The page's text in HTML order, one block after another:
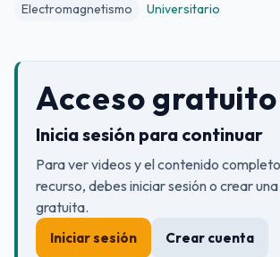
Electromagnetismo Universitario
Acceso gratuito
Inicia sesión para continuar
Para ver videos y el contenido
recurso, debes iniciar sesión o crear
gratuita.
Iniciar sesión Crear cuenta